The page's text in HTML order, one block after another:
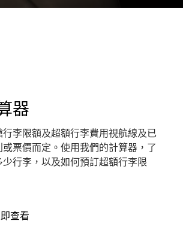
器
行李限額及超額行李費用視航線及已
票價而定。使用我們的計算器，了
行李，以及如何預訂超額行李限
查看